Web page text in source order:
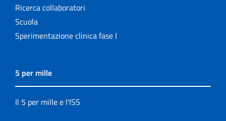
Ricerca collaboratori
Scuola
Sperimentazione clinica fase I
5 per mille
Il 5 per mille e l'ISS